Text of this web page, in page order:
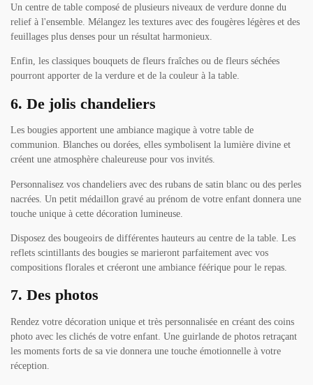
Un centre de table composé de plusieurs niveaux de verdure donne du
relief à l'ensemble. Mélangez les textures avec des fougères légères et des
feuillages plus denses pour un résultat harmonieux.
Enfin, les classiques bouquets de fleurs fraîches ou de fleurs séchées
pourront apporter de la verdure et de la couleur à la table.
6. De jolis chandeliers
Les bougies apportent une ambiance magique à votre table de
communion. Blanches ou dorées, elles symbolisent la lumière divine et
créent une atmosphère chaleureuse pour vos invités.
Personnalisez vos chandeliers avec des rubans de satin blanc ou des perles
nacrées. Un petit médaillon gravé au prénom de votre enfant donnera une
touche unique à cette décoration lumineuse.
Disposez des bougeoirs de différentes hauteurs au centre de la table. Les
reflets scintillants des bougies se marieront parfaitement avec vos
compositions florales et créeront une ambiance féérique pour le repas.
7. Des photos
Rendez votre décoration unique et très personnalisée en créant des coins
photo avec les clichés de votre enfant. Une guirlande de photos retraçant
les moments forts de sa vie donnera une touche émotionnelle à votre
réception.